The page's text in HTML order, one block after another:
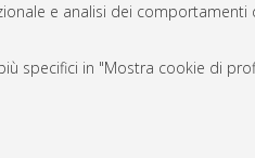
e analisi dei comportamenti
specifici in "Mostra cookie di